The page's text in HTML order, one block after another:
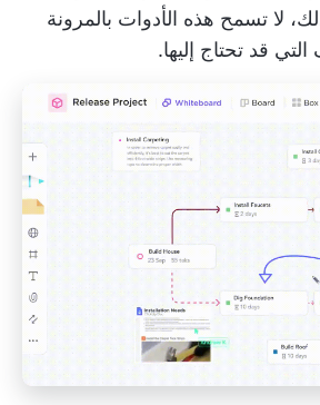
لا تسمح هذه الأدوات بالمرونة
قد تحتاج إليها.